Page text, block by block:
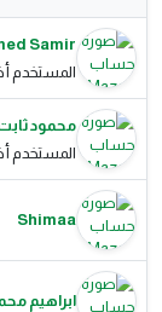
Samir
المستخدم
محمود
المستخدم
Shimaa
ابراهيم